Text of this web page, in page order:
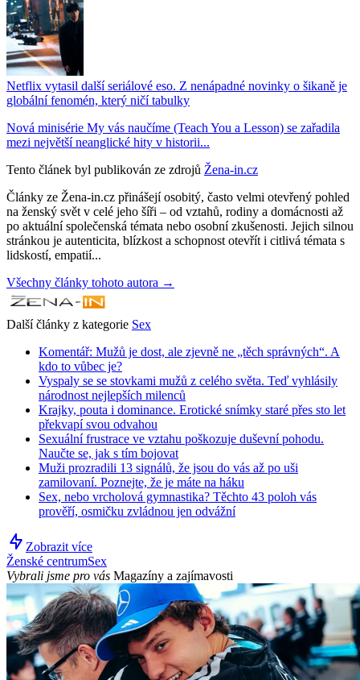
Netflix vytasil další seriálové eso. Z nenápadné novinky o šikaně je
globální fenomén, který ničí tabulky
Nová minisérie My vás naučíme (Teach You a Lesson) se zařadila
mezi největší neanglické hity v historii...
Tento článek byl publikován ze zdrojů Žena-in.cz
Články ze Žena-in.cz přinášejí osobitý, často velmi otevřený pohled
na ženský svět v celé jeho šíři – od vztahů, rodiny a domácnosti až
po aktuální společenská témata nebo osobní zkušenosti. Jejich silnou
stránkou je autenticita, blízkost a schopnost otevřít i citlivá témata s
lidskostí, empatií...
Všechny články tohoto autora →
Další články z kategorie Sex
Komentář: Mužů je dost, ale zjevně ne „těch správných“. A
kdo to vůbec je?
Vyspaly se se stovkami mužů z celého světa. Teď vyhlásily
národnost nejlepších milenců
Krajky, pouta i dominance. Erotické snímky staré přes sto let
překvapí svou odvahou
Sexuální frustrace ve vztahu poškozuje duševní pohodu.
Naučte se, jak s tím bojovat
Muži prozradili 13 signálů, že jsou do vás až po uši
zamilovaní. Poznejte, že je máte na háku
Sex, nebo vrcholová gymnastika? Těchto 43 poloh vás
prověří, osmičku zvládnou jen odvážní
Zobrazit více
Ženské centrumSex
Vybrali jsme pro vás Magazíny a zajímavosti